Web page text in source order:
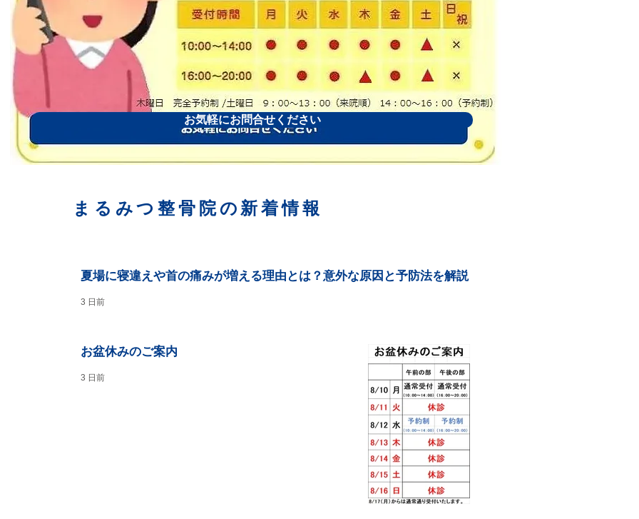
お気軽にお問合せください
まるみつ整骨院の新着情報
夏場に寝違えや首の痛みが増える理由とは？意外な原因と予防法を解説
3 日前
お盆休みのご案内
3 日前